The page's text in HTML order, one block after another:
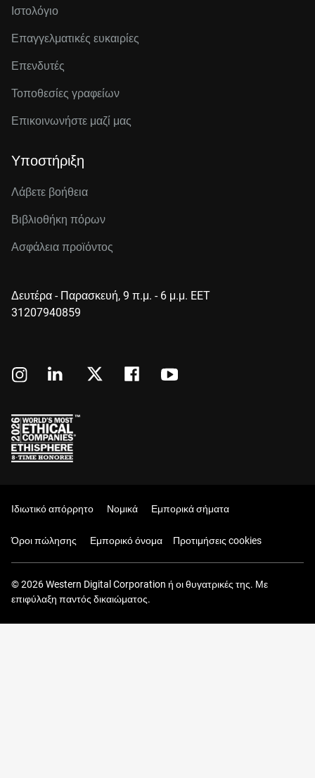
Ιστολόγιο
Επαγγελματικές ευκαιρίες
Επενδυτές
Τοποθεσίες γραφείων
Επικοινωνήστε μαζί μας
Υποστήριξη
Λάβετε βοήθεια
Βιβλιοθήκη πόρων
Ασφάλεια προϊόντος
Δευτέρα - Παρασκευή, 9 π.μ. - 6 μ.μ. EET
31207940859
Ιδιωτικό απόρρητο Νομικά Εμπορικά σήματα
Όροι πώλησης Εμπορικό όνομα Προτιμήσεις cookies
© 2026 Western Digital Corporation ή οι θυγατρικές της. Με
επιφύλαξη παντός δικαιώματος.